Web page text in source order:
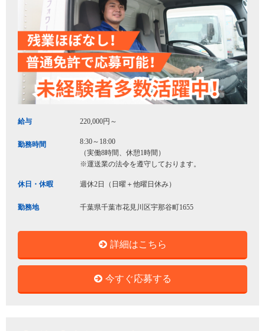
給与 220,000円～
勤務時間
8:30～18:00
（実働8時間、休憩1時間）
※運送業の法令を遵守しております。
休日・休暇 週休2日（日曜＋他曜日休み）
勤務地 千葉県千葉市花見川区宇那谷町1655
詳細はこちら
今すぐ応募する